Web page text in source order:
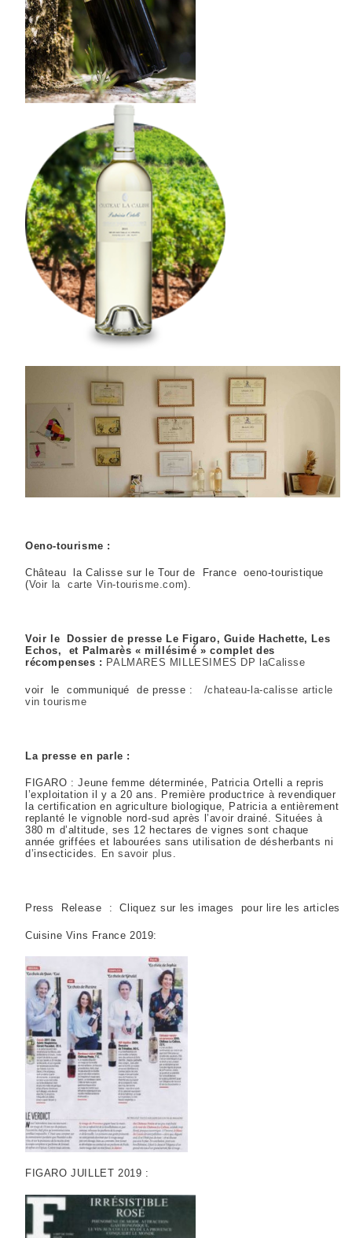
Oeno-tourisme :
Château la Calisse sur le Tour de France oeno-touristique
(Voir la carte Vin-tourisme.com).
Voir le Dossier de presse Le Figaro, Guide Hachette, Les
Echos, et Palmarès « millésimé » complet des
récompenses : PALMARES MILLESIMES DP laCalisse
voir le communiqué de presse :
/chateau-la-calisse article
vin tourisme
La presse en parle :
FIGARO : Jeune femme déterminée, Patricia Ortelli a repris
l’exploitation il y a 20 ans. Première productrice à revendiquer
la certification en agriculture biologique, Patricia a entièrement
replanté le vignoble nord-sud après l’avoir drainé. Situées à
380 m d’altitude, ses 12 hectares de vignes sont chaque
année griffées et labourées sans utilisation de désherbants ni
d’insecticides. En savoir plus .
Press Release : Cliquez sur les images pour lire les articles
Cuisine Vins France 2019:
FIGARO JUILLET 2019 :